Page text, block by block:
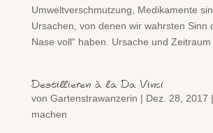
Umweltverschmutzung, Medikamente
Ursachen, von denen wir wahrsten Sinn
Nase voll“ haben. Ursache und Zeitraum
Destillieren à la Da Vinci
von Gartenstrawanzerin | Dez. 28, 2017 |
machen